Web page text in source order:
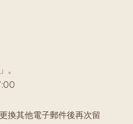
。
換其他電子郵件後再次留